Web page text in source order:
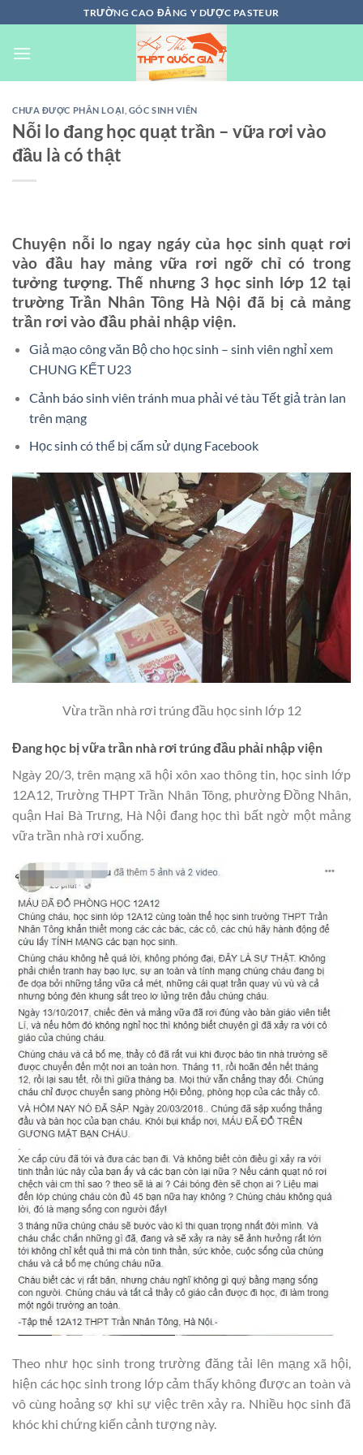
đến
nội
TRƯỜNG CAO ĐẲNG Y DƯỢC PASTEUR
CHƯA ĐƯỢC PHÂN LOẠI GÓC SINH VIÊN
Nỗi lo đang học quạt trần – vữa rơi vào
đầu là có thật
Chuyện nỗi lo ngay ngáy của học sinh quạt rơi
vào đầu hay mảng vữa rơi ngỡ chỉ có trong
tưởng tượng. Thế nhưng 3 học sinh lớp 12 tại
trường Trần Nhân Tông Hà Nội đã bị cả mảng
trần rơi vào đầu phải nhập viện.
Giả mạo công văn Bộ cho học sinh – sinh viên nghỉ xem
CHUNG KẾT U23
Cảnh báo sinh viên tránh mua phải vé tàu Tết giả tràn lan
trên mạng
Học sinh có thể bị cấm sử dụng Facebook
Vừa trần nhà rơi trúng đầu học sinh lớp 12
Đang học bị vữa trần nhà rơi trúng đầu phải nhập viện
Ngày 20/3, trên mạng xã hội xôn xao thông tin, học sinh lớp
12A12, Trường THPT Trần Nhân Tông, phường Đồng Nhân,
quận Hai Bà Trưng, Hà Nội đang học thì bất ngờ một mảng
vữa trần nhà rơi xuống.
Theo như học sinh trong trường đăng tải lên mạng xã hội,
hiện các học sinh trong lớp cảm thấy không được an toàn và
vô cùng hoảng sợ khi sự việc trên xảy ra. Nhiều học sinh đã
khóc khi chứng kiến cảnh tượng này.